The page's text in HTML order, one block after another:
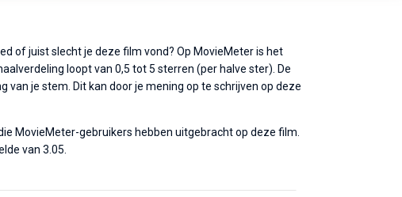
of juist slecht je deze film vond? Op MovieMeter is het
loopt van 0,5 tot 5 sterren (per halve ster). De
je stem. Dit kan door je mening op te schrijven op deze
MovieMeter-gebruikers hebben uitgebracht op deze film.
van 3.05.